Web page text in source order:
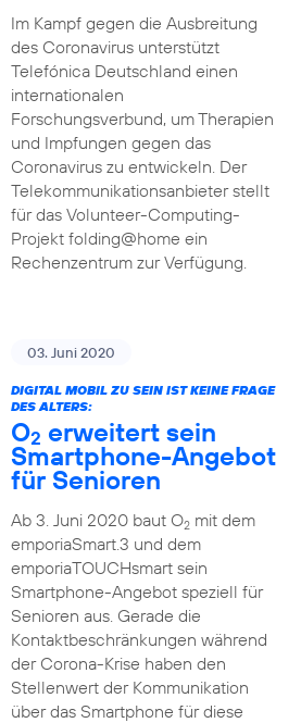
Im Kampf gegen die Ausbreitung
des Coronavirus unterstützt
Telefónica Deutschland einen
internationalen
Forschungsverbund, um Therapien
und Impfungen gegen das
Coronavirus zu entwickeln. Der
Telekommunikationsanbieter stellt
für das Volunteer-Computing-
Projekt folding@home ein
Rechenzentrum zur Verfügung.
03. Juni 2020
DIGITAL MOBIL ZU SEIN IST KEINE FRAGE
DES ALTERS:
O2 erweitert sein
Smartphone-Angebot
für Senioren
Ab 3. Juni 2020 baut O2mit dem
emporiaSmart.3 und dem
emporiaTOUCHsmart sein
Smartphone-Angebot speziell für
Senioren aus. Gerade die
Kontaktbeschränkungen während
der Corona-Krise haben den
Stellenwert der Kommunikation
über das Smartphone für diese